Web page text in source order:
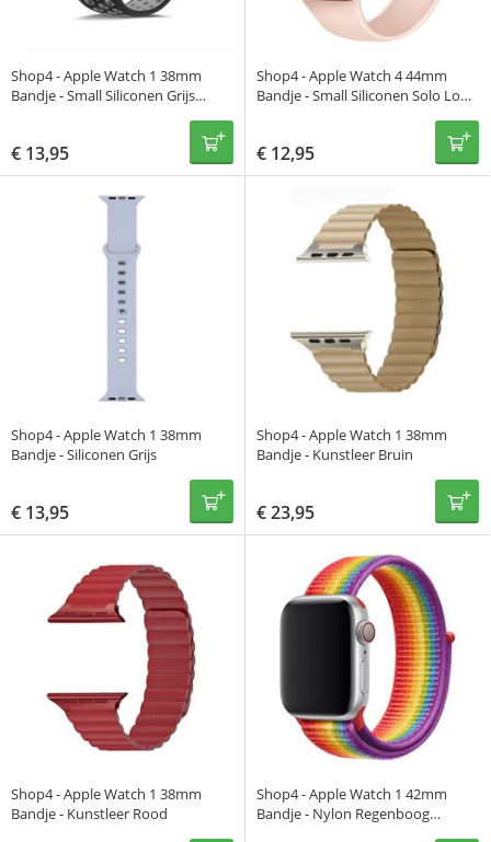
Shop4 - Apple Watch 1 38mm
Bandje - Small Siliconen Grijs
€ 13,95
Shop4 - Apple Watch 4 44mm
Bandje - Small Siliconen Solo Loop
€ 12,95
Shop4 - Apple Watch 1 38mm
Bandje - Siliconen Grijs
€ 13,95
Shop4 - Apple Watch 1 38mm
Bandje - Kunstleer Bruin
€23,95
Shop4 - Apple Watch 1 38mm
Bandje - Kunstleer Rood
Shop4 - Apple Watch 1 42mm
Bandje - Nylon Regenboog